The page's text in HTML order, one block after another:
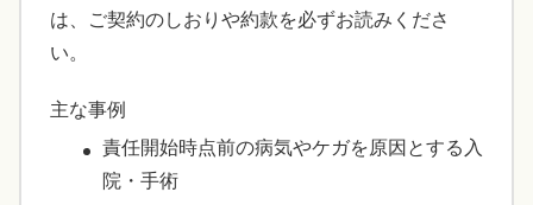
は、ご契約のしおりや約款を必ずお読みくださ
い。
主な事例
責任開始時点前の病気やケガを原因とする入
院・手術